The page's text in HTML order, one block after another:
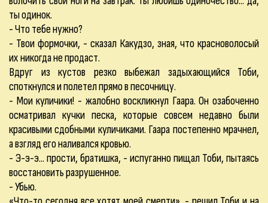
ты одинок.
- Что тебе нужно?
- Твои формочки, - сказал Какудзо, зная, что красноволосый
их никогда не продаст.
Вдруг из кустов резко выбежал задыхающийся Тоби,
споткнулся и полетел прямо в песочницу.
- Мои куличики! - жалобно воскликнул Гаара. Он озабоченно
осматривал кучки песка, которые совсем недавно были
красивыми сдобными куличиками. Гаара постепенно мрачнел,
а взгляд его наливался кровью.
- Э-э-э... прости, братишка, - испуганно пищал Тоби, пытаясь
восстановить разрушенное.
- Убью.